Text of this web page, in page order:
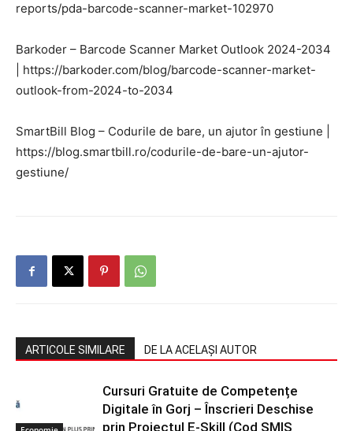
reports/pda-barcode-scanner-market-102970
Barkoder – Barcode Scanner Market Outlook 2024-2034
| https://barkoder.com/blog/barcode-scanner-market-
outlook-from-2024-to-2034
SmartBill Blog – Codurile de bare, un ajutor în gestiune |
https://blog.smartbill.ro/codurile-de-bare-un-ajutor-
gestiune/
ARTICOLE SIMILARE DE LA ACELAȘI AUTOR
Cursuri Gratuite de Competențe
Digitale în Gorj – Înscrieri Deschise
prin Proiectul E-Skill (Cod SMIS